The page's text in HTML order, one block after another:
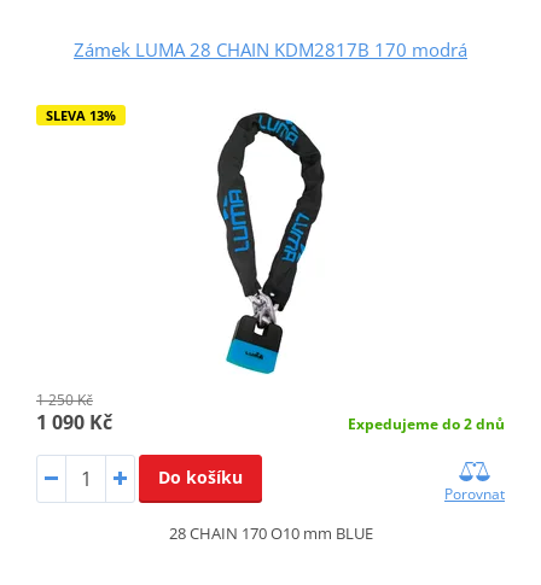
Zámek LUMA 28 CHAIN KDM2817B 170 modrá
SLEVA 13%
1 250 Kč
1 090 Kč Expedujeme do 2 dnů
Do košíku
Porovnat
28 CHAIN 170 O10 mm BLUE